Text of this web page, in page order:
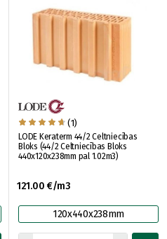
(1)
LODE Keraterm 44/2 Celtniecības
Bloks (44/2 Celtniecības Bloks
440x120x238mm pal 1.02m3)
121.00 €/m3
120x440x238mm